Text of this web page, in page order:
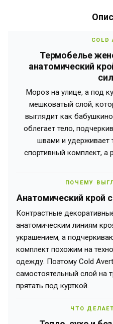
COLD
Термобелье
анатомический
Мороз на улице, а под
мешковатый слой,
выглядит как
облегает тело,
швами и удерживает
спортивный комплект, а
ПОЧЕМУ
Анатомический крой
Контрастные
анатомическим линиям
украшением, а
комплект похожим на
одежду. Поэтому Cold
самостоятельный слой на
прятать под курткой.
ЧТО